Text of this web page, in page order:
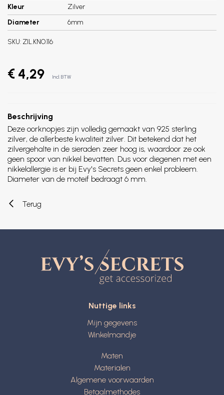
Kleur
Zilver
Diameter
6mm
SKU: ZIL.KNO.116
€ 4,29 Incl. BTW
Beschrijving
Deze oorknopjes zijn volledig gemaakt van 925 sterling
zilver, de allerbeste kwaliteit zilver. Dit betekend dat het
zilvergehalte in de sieraden zeer hoog is, waardoor ze ook
geen spoor van nikkel bevatten. Dus voor diegenen met een
nikkelallergie is er bij Evy's Secrets geen enkel probleem.
Diameter van de moteif bedraagt 6 mm.
Terug
Nuttige links
Mijn gegevens
Winkelmandje
Maten
Materialen
Algemene voorwaarden
Betaalmethodes